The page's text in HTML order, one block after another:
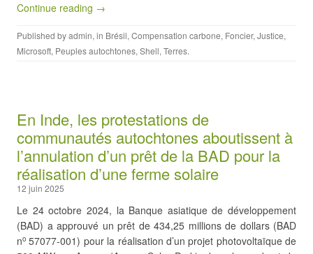
Continue reading →
Published byadmin, in Brésil, Compensation carbone, Foncier, Justice,
Microsoft, Peuples autochtones, Shell, Terres.
En Inde, les protestations de
communautés autochtones aboutissent à
l’annulation d’un prêt de la BAD pour la
réalisation d’une ferme solaire
12 juin 2025
Le 24 octobre 2024, la Banque asiatique de développement
(BAD) a approuvé un prêt de 434,25 millions de dollars (BAD
no 57077-001) pour la réalisation d’un projet photovoltaïque de